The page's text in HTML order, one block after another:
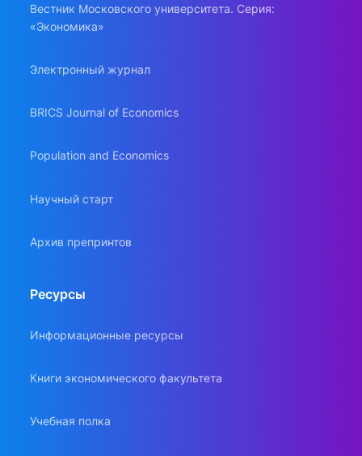
Вестник Московского университета. Серия:
«Экономика»
Электронный журнал
BRICS Journal of Economics
Population and Economics
Научный старт
Архив препринтов
Ресурсы
Информационные ресурсы
Книги экономического факультета
Учебная полка